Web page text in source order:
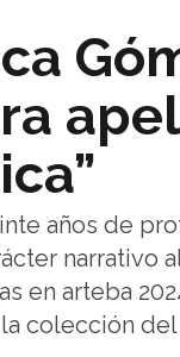
años de
narrativo
en arteba
colección